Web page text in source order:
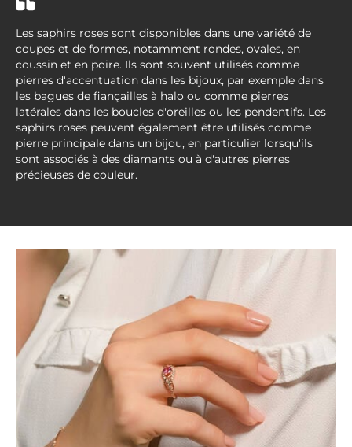
Les saphirs roses sont disponibles dans une variété de
coupes et de formes, notamment rondes, ovales, en
coussin et en poire. Ils sont souvent utilisés comme
pierres d'accentuation dans les bijoux, par exemple dans
les bagues de fiançailles à halo ou comme pierres
latérales dans les boucles d'oreilles ou les pendentifs. Les
saphirs roses peuvent également être utilisés comme
pierre principale dans un bijou, en particulier lorsqu'ils
sont associés à des diamants ou à d'autres pierres
précieuses de couleur.